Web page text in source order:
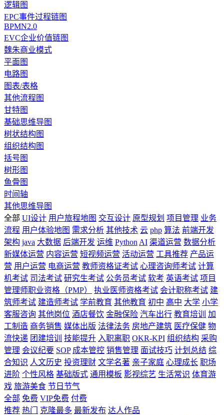
逻辑图
EPC事件过程链图
BPMN2.0
EVC企业价值链图
魏朱商业模式
平面图
电路图
图表/表格
其他流程图
甘特图
基础思维导图
树状结构图
组织结构图
括号图
树形图
鱼骨图
时间轴
其他思维导图
全部 UI设计 用户旅程地图 交互设计 原型规划 项目管理 业务
流程 用户体验地图 需求分析 其他技术 云 php 算法 前端开发
架构 java 大数据 后端开发 运维 Python AI 渠道运营 数据分析
新媒体运营 内容运营 短视频运营 活动运营 工具推荐 产品运
营 用户运营 电商运营 教师资格证考试 心理咨询师考试 计算
机考试 司法考试 研究生考试 公务员考试 软考 英语考试 项目
管理师职业资格（PMP）
执业医师资格考试 会计职称考试 建
筑师考试 建造师考试 学前教育 其他教育 初中 高中 大学 小学
客服咨询 其他岗位 酒店餐饮 金融保险 汽车出行 教育培训
加
工制造 商务销售 媒体出版 法律法务 房地产建筑 医疗保健 物
流快递 团建培训 技能提升 入职离职 OKR-KPI 组织结构 采购
管理 会议纪要 SOP 成本管控 销售管理 面试技巧 计划总结 综
合知识 人文历史 投资理财 文学名著 亲子家庭 心理成长 职场
进阶 个性风格 基础版式 通用模板 影视综艺 生活常识 体育游
戏 旅游美食 节日节气
全部 免费 VIP免费 付费
推荐 热门 克隆最多 最新发布 达人作品